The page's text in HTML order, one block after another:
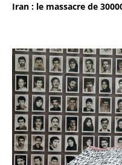
Iran : le massacre de